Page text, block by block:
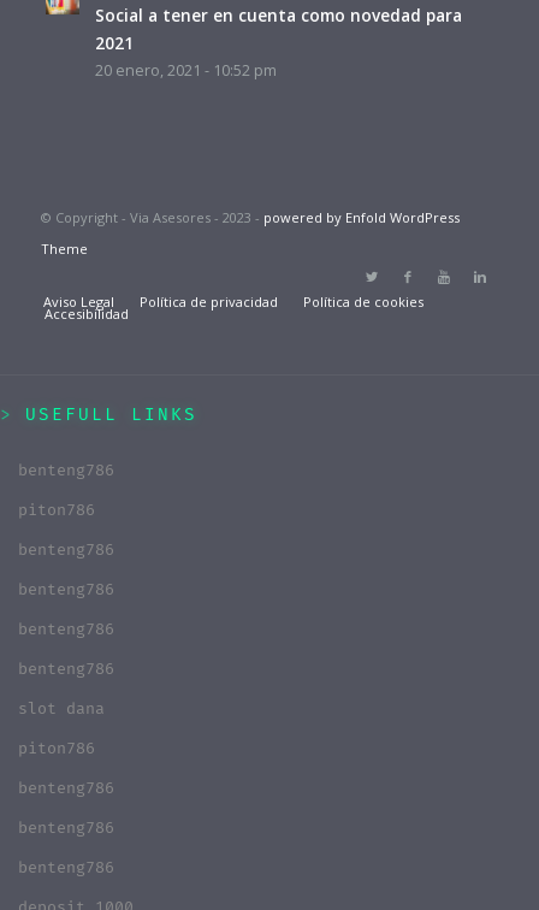
Social a tener en cuenta como novedad para
2021
20 enero, 2021 - 10:52 pm
© Copyright - Via Asesores - 2023 - powered by Enfold WordPress
Theme
Aviso Legal Política de privacidad Política de cookies
Accesibilidad
USEFULL LINKS
benteng786
piton786
benteng786
benteng786
benteng786
benteng786
slot dana
piton786
benteng786
benteng786
benteng786